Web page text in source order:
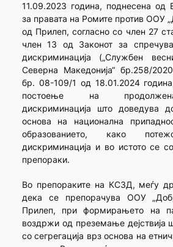
11.09.2023 година, поднесена од
за правата на Ромите против ООУ
од Прилеп, согласно со член 27
член 13 од Законот за
дискриминација („Службен
Северна Македонија“ бр.258/
бр. 08-109/1 од 18.01.2024
постоење на
дискриминација што доведува
основа на национална
образованието, како
дискриминација и во истото се
препораки.
Во препораките на КСЗД, меѓу
дека се препорачува ООУ
Прилеп, при формирањето на
воздржи од преземање дејствија
со сегрегација врз основа на